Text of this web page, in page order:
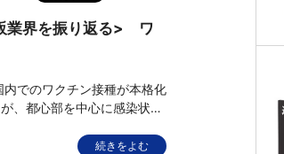
業界を振り返る> ワ
でのワクチン接種が本格化
、都心部を中心に感染状況
役割を果たすことができた
続きをよむ